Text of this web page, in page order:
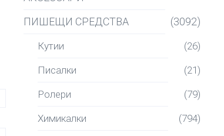
ПИШЕЩИ СРЕДСТВА (3092)
Кутии (26)
Писалки (21)
Ролери (79)
Химикалки (794)